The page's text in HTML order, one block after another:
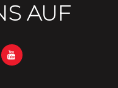
AUF